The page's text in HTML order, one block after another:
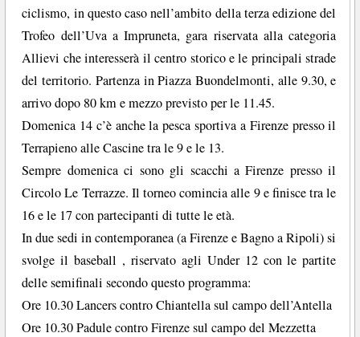
ciclismo, in questo caso nell’ambito della terza edizione del
Trofeo dell’Uva a Impruneta, gara riservata alla categoria
Allievi che interesserà il centro storico e le principali strade
del territorio. Partenza in Piazza Buondelmonti, alle 9.30, e
arrivo dopo 80 km e mezzo previsto per le 11.45.
Domenica 14 c’è anche la pesca sportiva a Firenze presso il
Terrapieno alle Cascine tra le 9 e le 13.
Sempre domenica ci sono gli scacchi a Firenze presso il
Circolo Le Terrazze. Il torneo comincia alle 9 e finisce tra le
16 e le 17 con partecipanti di tutte le età.
In due sedi in contemporanea (a Firenze e Bagno a Ripoli) si
svolge il baseball , riservato agli Under 12 con le partite
delle semifinali secondo questo programma:
Ore 10.30 Lancers contro Chiantella sul campo dell’Antella
Ore 10.30 Padule contro Firenze sul campo del Mezzetta